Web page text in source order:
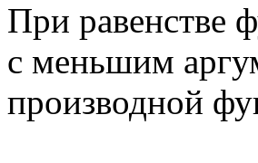
При равенстве
с меньшим
производной